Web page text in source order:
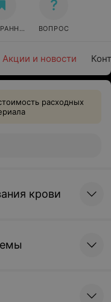
Акции и новости
ВОПРОС
расходных
крови